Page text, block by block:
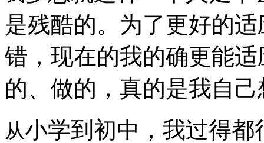
是残酷的。为了更好的
错，现在的我的确更能
的、做的，真的是我自
从小学到初中，我过得